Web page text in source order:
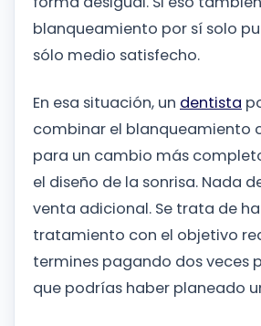
blanqueamiento por sí solo
sólo medio satisfecho.
En esa situación, un dentista
combinar el blanqueamiento
para un cambio más
el diseño de la sonrisa. Nada
venta adicional. Se trata de
tratamiento con el objetivo
termines pagando dos veces
que podrías haber planeado